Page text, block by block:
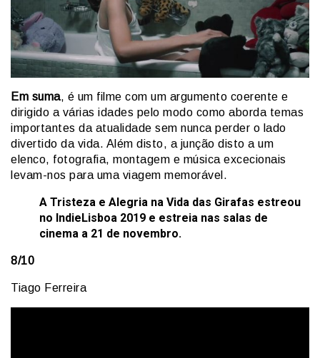
Em suma, é um filme com um argumento coerente e
dirigido a várias idades pelo modo como aborda temas
importantes da atualidade sem nunca perder o lado
divertido da vida. Além disto, a junção disto a um
elenco, fotografia, montagem e música excecionais
levam-nos para uma viagem memorável.
A Tristeza e Alegria na Vida das Girafas estreou
no IndieLisboa 2019 e estreia nas salas de
cinema a 21 de novembro.
8/10
Tiago Ferreira